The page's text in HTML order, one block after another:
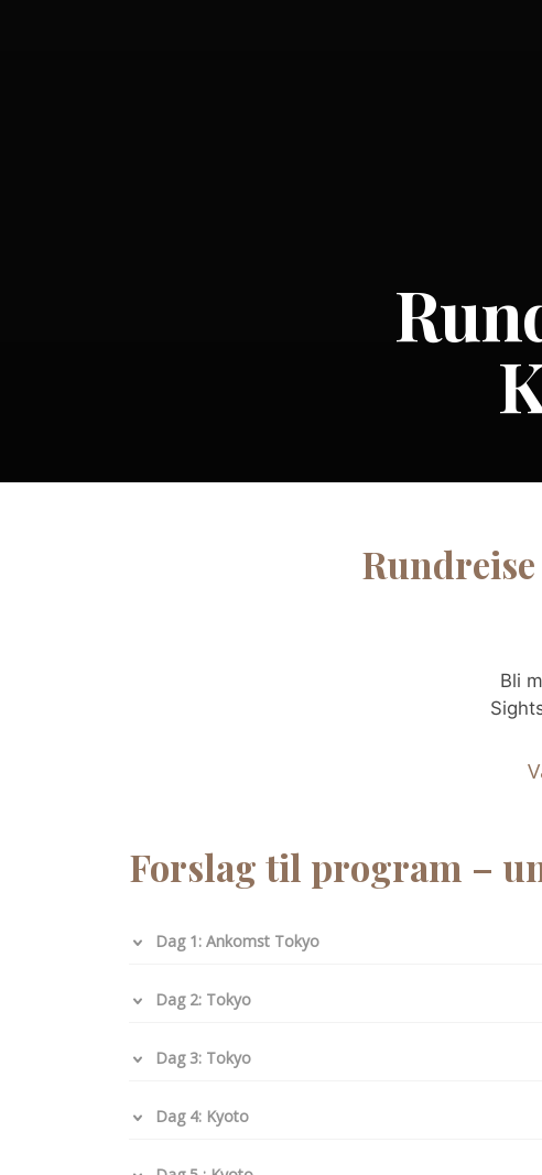
Bli
Forslag til program –
Dag 1: Ankomst Tokyo
Dag 2: Tokyo
Dag 3: Tokyo
Dag 4: Kyoto